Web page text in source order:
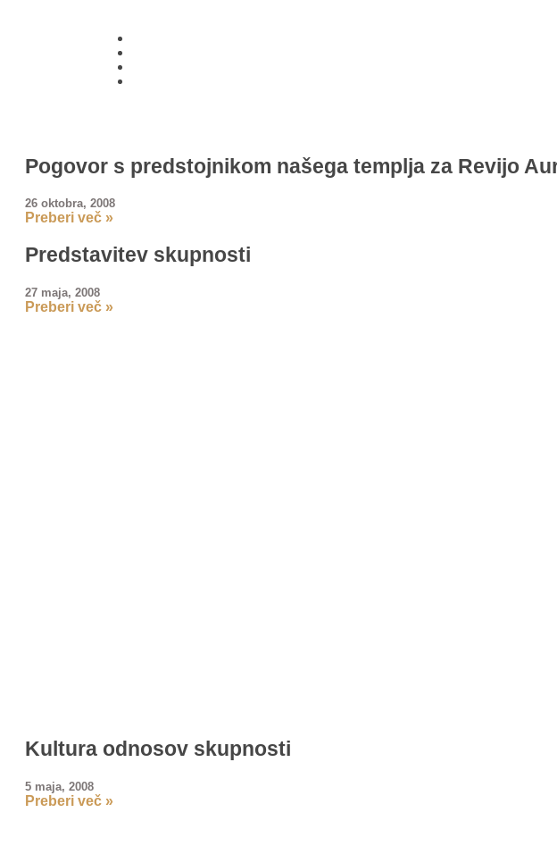
Pogovor s predstojnikom našega templja za Revijo
26 oktobra, 2008
Preberi več »
Predstavitev skupnosti
27 maja, 2008
Preberi več »
Kultura odnosov skupnosti
5 maja, 2008
Preberi več »